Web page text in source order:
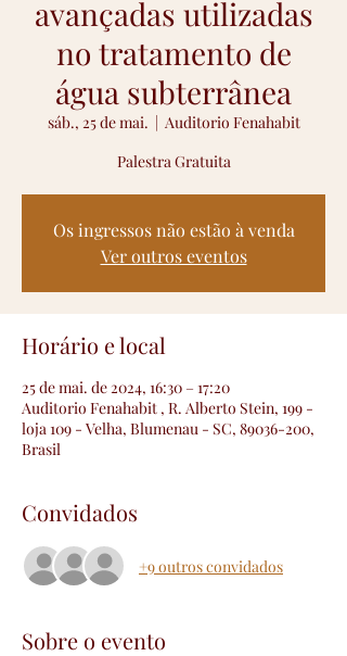
avançadas utilizadas
no tratamento de
água subterrânea
sáb., 25 de mai.
  |
Auditorio Fenahabit
Palestra Gratuita
Os ingressos não estão à venda
Ver outros eventos
Horário e local
25 de mai. de 2024, 16:30 – 17:20
Auditorio Fenahabit , R. Alberto Stein, 199 -
loja 109 - Velha, Blumenau - SC, 89036-200,
Brasil
Convidados
+9 outros convidados
Sobre o evento